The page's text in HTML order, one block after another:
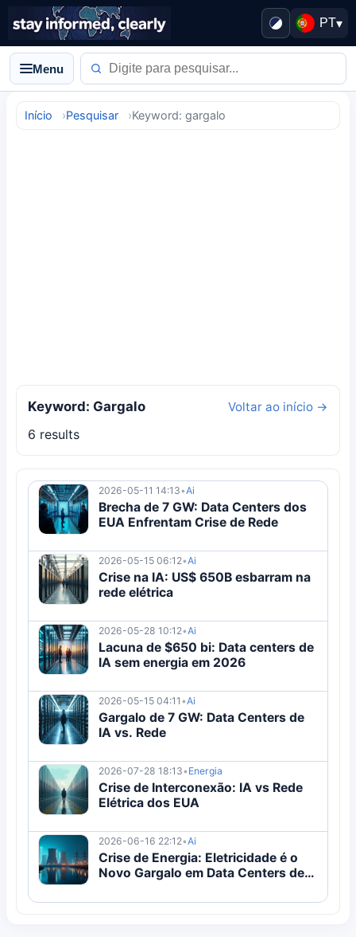
PT▾
Menu
Início Pesquisar Keyword: gargalo
Keyword: Gargalo Voltar ao início →
6 results
2026-05-11 14:13•Ai
Brecha de 7 GW: Data Centers dos
EUA Enfrentam Crise de Rede
2026-05-15 06:12•Ai
Crise na IA: US$ 650B esbarram na
rede elétrica
2026-05-28 10:12•Ai
Lacuna de $650 bi: Data centers de
IA sem energia em 2026
2026-05-15 04:11 •Ai
Gargalo de 7 GW: Data Centers de
IA vs. Rede
2026-07-28 18:13• Energia
Crise de Interconexão: IA vs Rede
Elétrica dos EUA
2026-06-16 22:12•Ai
Crise de Energia: Eletricidade é o
Novo Gargalo em Data Centers de